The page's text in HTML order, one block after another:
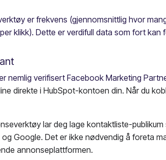
er frekvens (gjennomsnittlig hvor
klikk). Dette er verdifull data som fort
nemlig verifisert Facebook Marketing
direkte i HubSpot-kontoen din. Når du
lar deg lage kontaktliste-
Google. Det er ikke nødvendig å foreta
annonseplattformen.